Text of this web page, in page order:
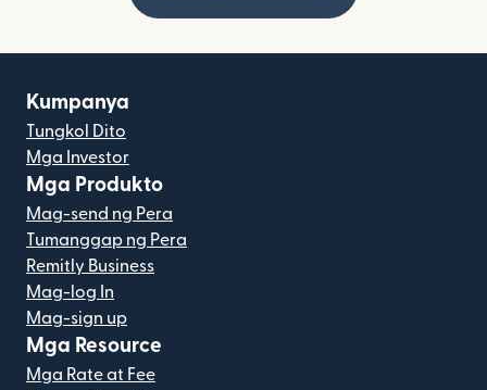
Kumpanya
Tungkol Dito
Mga Investor
Mga Produkto
Mag-send ng Pera
Tumanggap ng Pera
Remitly Business
Mag-log In
Mag-sign up
Mga Resource
Mga Rate at Fee